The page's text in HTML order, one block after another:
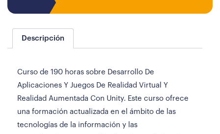
Descripción
Curso de 190 horas sobre Desarrollo De
Aplicaciones Y Juegos De Realidad Virtual Y
Realidad Aumentada Con Unity. Este curso ofrece
una formación actualizada en el ámbito de las
tecnologías de la información y las